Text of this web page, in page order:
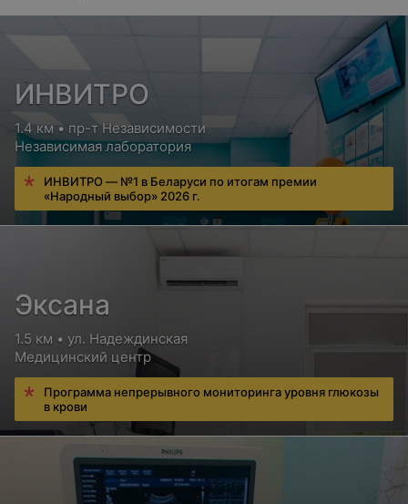
ИНВИТРО
1.4 км • пр-т Независимости
Независимая лаборатория
ИНВИТРО — №1 в Беларуси по итогам премии
«Народный выбор» 2026 г.
Эксана
1.5 км • ул. Надеждинская
Медицинский центр
Программа непрерывного мониторинга уровня глюкозы
в крови